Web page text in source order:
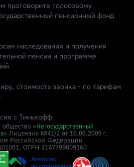
проговорите голосовому
пенсионный фонд
наследования и получения
пенсии и программе
стоимость звонка - по тарифам
с Тинькофф
« Негосударственный
» Лицензия №41/2 от 16.06.2009 г.
Российской Федерации.
ОГРН 1147799009160